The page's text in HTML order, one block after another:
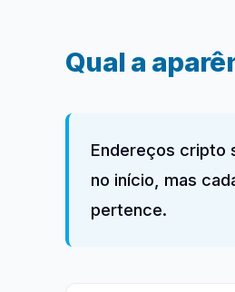
Qual a
Endereços cripto
no início, mas
pertence.